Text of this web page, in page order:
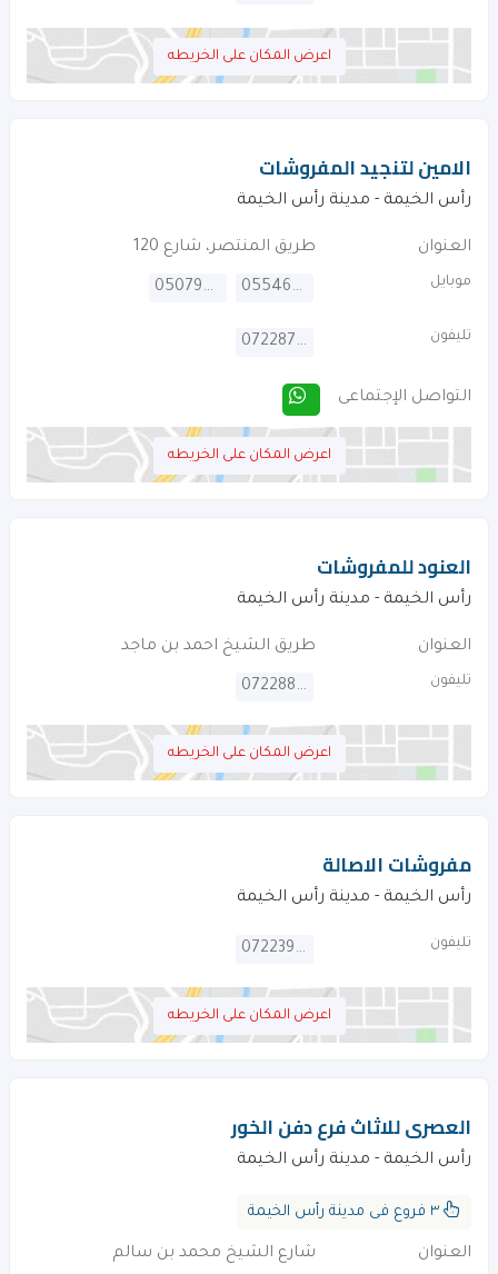
اعرض المكان على الخريطه
الامين لتنجيد المفروشات
رأس الخيمة - مدينة رأس الخيمة
العنوان طريق المنتصر، شارع 120
موبايل 0554646367
0507993084
تليفون 072287655
التواصل الإجتماعى
اعرض المكان على الخريطه
العنود للمفروشات
رأس الخيمة - مدينة رأس الخيمة
العنوان طريق الشيخ احمد بن ماجد
تليفون 072288797
اعرض المكان على الخريطه
مفروشات الاصالة
رأس الخيمة - مدينة رأس الخيمة
تليفون 072239336
اعرض المكان على الخريطه
العصرى للاثاث فرع دفن الخور
رأس الخيمة - مدينة رأس الخيمة
العنوان شارع الشيخ محمد بن سالم